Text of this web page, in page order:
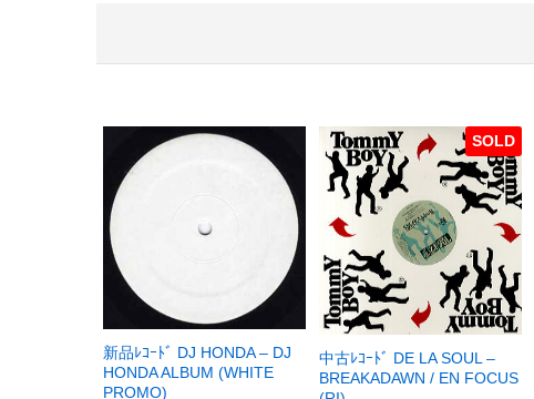
新品ﾚｺｰﾄﾞ DJ HONDA – DJ
HONDA ALBUM (WHITE
PROMO)
SOLD
中古ﾚｺｰﾄﾞ DE LA SOUL –
BREAKADAWN / EN FOCUS